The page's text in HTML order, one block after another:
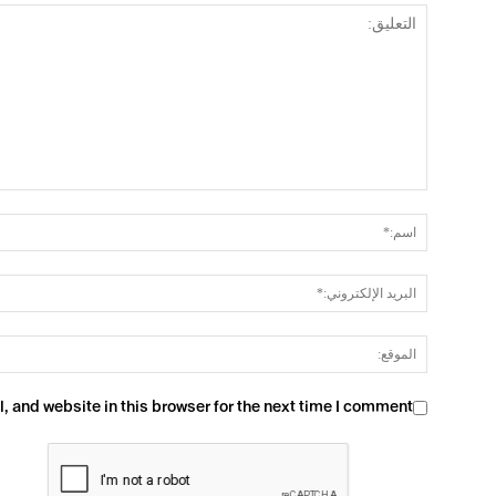
and website in this browser for the next time I comment.